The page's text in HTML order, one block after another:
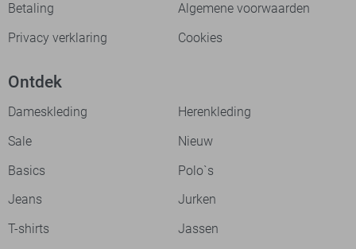
Betaling
Algemene voorwaarden
Privacy verklaring
Cookies
Ontdek
Dameskleding
Herenkleding
Sale
Nieuw
Basics
Polo`s
Jeans
Jurken
T-shirts
Jassen